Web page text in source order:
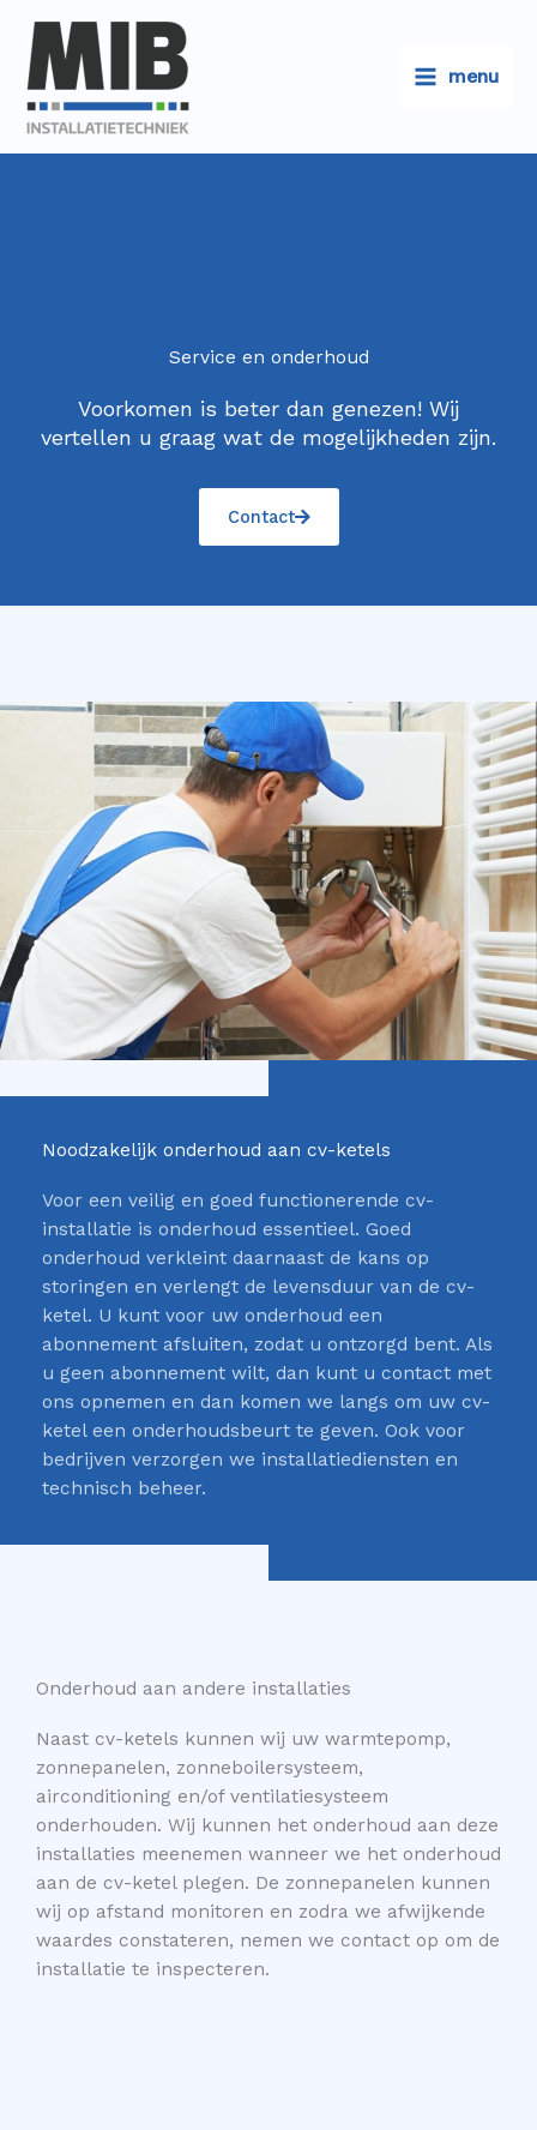
naar
inhoud
menu
Service en onderhoud
Voorkomen is beter dan genezen! Wij
vertellen u graag wat de mogelijkheden zijn.
Contact
Noodzakelijk onderhoud aan cv-ketels
Voor een veilig en goed functionerende cv-
installatie is onderhoud essentieel. Goed
onderhoud verkleint daarnaast de kans op
storingen en verlengt de levensduur van de cv-
ketel. U kunt voor uw onderhoud een
abonnement afsluiten, zodat u ontzorgd bent. Als
u geen abonnement wilt, dan kunt u contact met
ons opnemen en dan komen we langs om uw cv-
ketel een onderhoudsbeurt te geven. Ook voor
bedrijven verzorgen we installatiediensten en
technisch beheer.
Onderhoud aan andere installaties
Naast cv-ketels kunnen wij uw warmtepomp,
zonnepanelen, zonneboilersysteem,
airconditioning en/of ventilatiesysteem
onderhouden. Wij kunnen het onderhoud aan deze
installaties meenemen wanneer we het onderhoud
aan de cv-ketel plegen. De zonnepanelen kunnen
wij op afstand monitoren en zodra we afwijkende
waardes constateren, nemen we contact op om de
installatie te inspecteren.